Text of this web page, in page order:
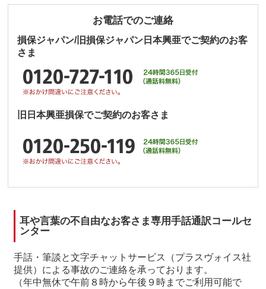
お電話でのご連絡
損保ジャパン/旧損保ジャパン日本興亜でご契約のお客
さま
旧日本興亜損保でご契約のお客さま
耳や言葉の不自由なお客さま専用手話通訳コールセ
ンター
手話・筆談と文字チャットサービス（プラスヴォイス社
提供）による事故のご連絡を承っております。
（年中無休で午前８時から午後９時までご利用可能で